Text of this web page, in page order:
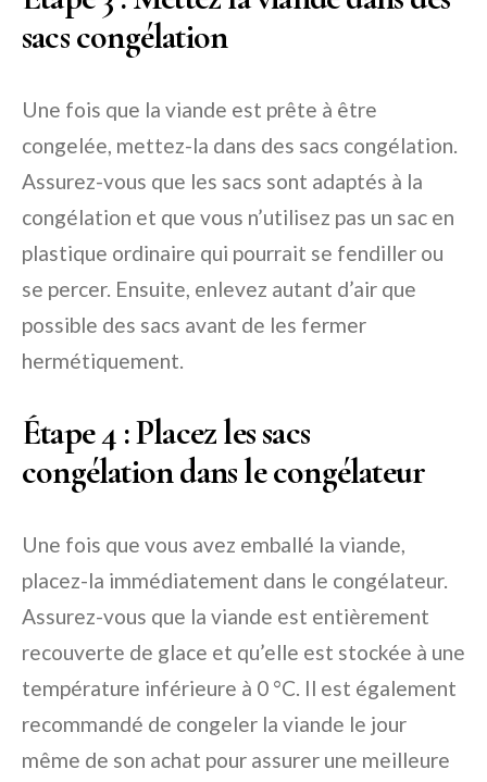
sacs congélation
Une fois que la viande est prête à être
congelée, mettez-la dans des sacs congélation.
Assurez-vous que les sacs sont adaptés à la
congélation et que vous n’utilisez pas un sac en
plastique ordinaire qui pourrait se fendiller ou
se percer. Ensuite, enlevez autant d’air que
possible des sacs avant de les fermer
hermétiquement.
Étape 4 : Placez les sacs
congélation dans le congélateur
Une fois que vous avez emballé la viande,
placez-la immédiatement dans le congélateur.
Assurez-vous que la viande est entièrement
recouverte de glace et qu’elle est stockée à une
température inférieure à 0 °C. Il est également
recommandé de congeler la viande le jour
même de son achat pour assurer une meilleure